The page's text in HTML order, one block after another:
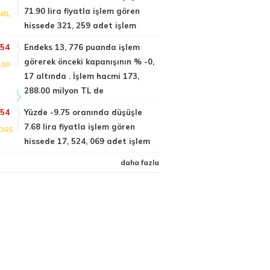
71.90 lira fiyatla işlem gören
hissede 321, 259 adet işlem
Endeks 13, 776 puanda işlem
görerek önceki kapanışının % -0,
17 altında . İşlem hacmi 173,
288.00 milyon TL de
Yüzde -9.75 oranında düşüşle
7.68 lira fiyatla işlem gören
hissede 17, 524, 069 adet işlem
daha fazla